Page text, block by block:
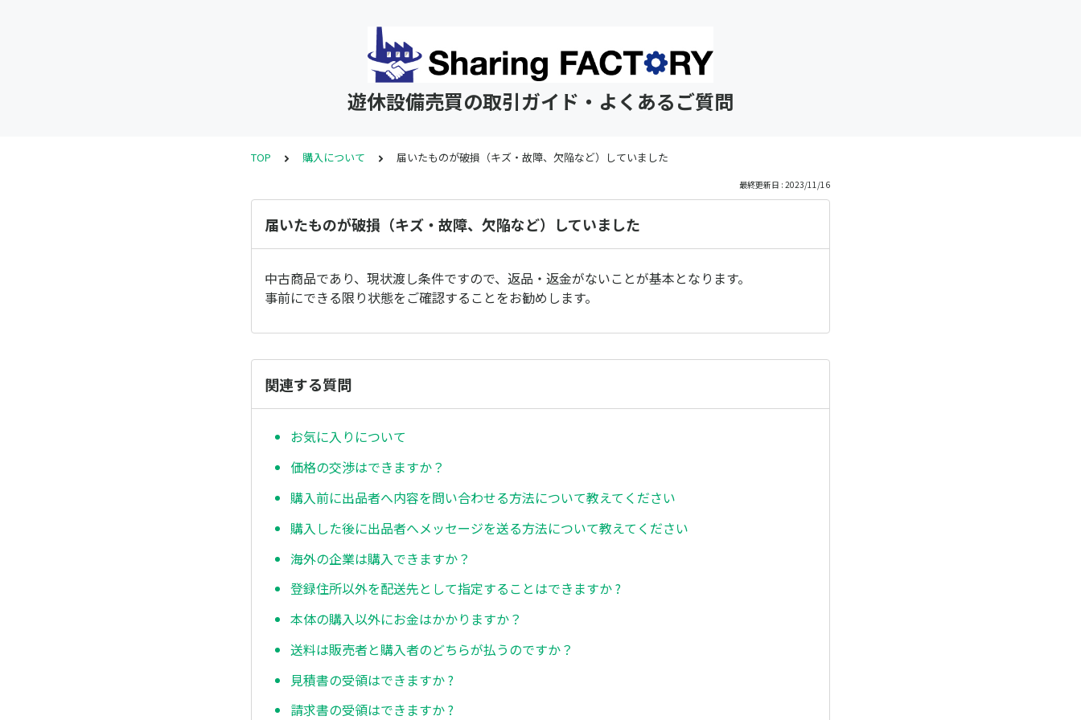
遊休設備売買の取引ガイド・よくあるご質問
TOP 購入について 届いたものが破損（キズ・故障、欠陥など）していました
最終更新日 : 2023/11/16
届いたものが破損（キズ・故障、欠陥など）していました
中古商品であり、現状渡し条件ですので、返品・返金がないことが基本となります。
事前にできる限り状態をご確認することをお勧めします。
関連する質問
お気に入りについて
価格の交渉はできますか？
購入前に出品者へ内容を問い合わせる方法について教えてください
購入した後に出品者へメッセージを送る方法について教えてください
海外の企業は購入できますか？
登録住所以外を配送先として指定することはできますか ?
本体の購入以外にお金はかかりますか？
送料は販売者と購入者のどちらが払うのですか？
見積書の受領はできますか ?
請求書の受領はできますか ?